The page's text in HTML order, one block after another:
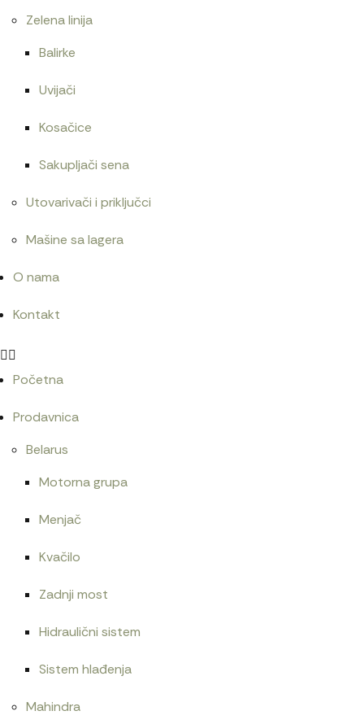
Zelena linija
Balirke
Uvijači
Kosačice
Sakupljači sena
Utovarivači i priključci
Mašine sa lagera
O nama
Kontakt
Početna
Prodavnica
Belarus
Motorna grupa
Menjač
Kvačilo
Zadnji most
Hidraulični sistem
Sistem hlađenja
Mahindra